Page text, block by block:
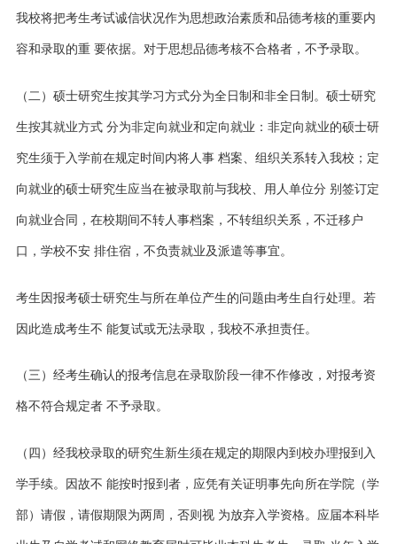
我校将把考生考试诚信状况作为思想政治素质和品德考核的重要内
容和录取的重 要依据。对于思想品德考核不合格者，不予录取。
（二）硕士研究生按其学习方式分为全日制和非全日制。硕士研究
生按其就业方式 分为非定向就业和定向就业：非定向就业的硕士研
究生须于入学前在规定时间内将人事 档案、组织关系转入我校；定
向就业的硕士研究生应当在被录取前与我校、用人单位分 别签订定
向就业合同，在校期间不转人事档案，不转组织关系，不迁移户
口，学校不安 排住宿，不负责就业及派遣等事宜。
考生因报考硕士研究生与所在单位产生的问题由考生自行处理。若
因此造成考生不 能复试或无法录取，我校不承担责任。
（三）经考生确认的报考信息在录取阶段一律不作修改，对报考资
格不符合规定者 不予录取。
（四）经我校录取的研究生新生须在规定的期限内到校办理报到入
学手续。因故不 能按时报到者，应凭有关证明事先向所在学院（学
部）请假，请假期限为两周，否则视 为放弃入学资格。应届本科毕